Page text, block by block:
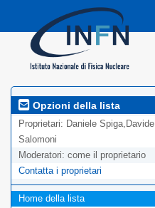
Opzioni della lista
Proprietari: Daniele Spiga,Davide
Salomoni
Moderatori: come il proprietario
Contatta i proprietari
Home della lista